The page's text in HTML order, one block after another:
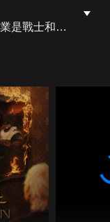
是戰士和牧
尊雙飛寶
教主一起前